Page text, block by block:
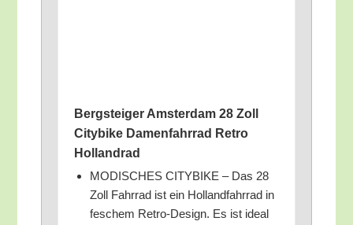
Berg­stei­ger Ams­ter­dam 28 Zoll
City­bike Damen­fahr­rad Retro
Hollandrad
MODISCHES CITYBIKE – Das 28
Zoll Fahr­rad ist ein Hol­land­fahr­rad in
feschem Retro-Design. Es ist ide­al